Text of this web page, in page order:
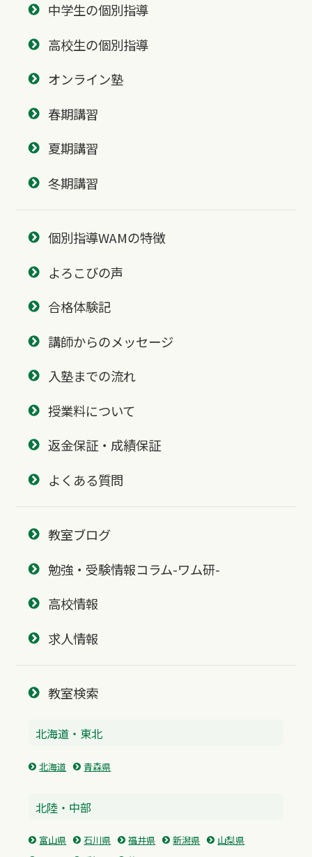
中学生の個別指導
高校生の個別指導
オンライン塾
春期講習
夏期講習
冬期講習
個別指導WAMの特徴
よろこびの声
合格体験記
講師からのメッセージ
入塾までの流れ
授業料について
返金保証・成績保証
よくある質問
教室ブログ
勉強・受験情報コラム-ワム研-
高校情報
求人情報
教室検索
北海道・東北
北海道 青森県
北陸・中部
富山県 石川県 福井県 新潟県
山梨県